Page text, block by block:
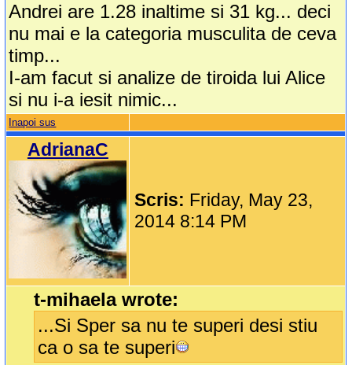
Andrei are 1.28 inaltime si 31 kg... deci
nu mai e la categoria musculita de ceva
timp...
I-am facut si analize de tiroida lui Alice
si nu i-a iesit nimic...
Inapoi sus
AdrianaC
Scris: Friday, May 23,
2014 8:14 PM
t-mihaela wrote:
...Si Sper sa nu te superi desi stiu
ca o sa te superi